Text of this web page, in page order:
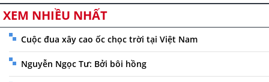
XEM NHIỀU NHẤT
Cuộc đua xây cao ốc chọc trời tại Việt Nam
Nguyễn Ngọc Tư: Bởi bôi hồng